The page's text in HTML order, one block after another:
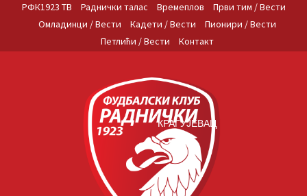
РФК1923 ТВ Раднички талас Времеплов
Први тим / Вести
Омладинци / Вести
Кадети / Вести
Пионири / Вести
Петлићи / Вести
Контакт
КРАГУЈЕВАЦ